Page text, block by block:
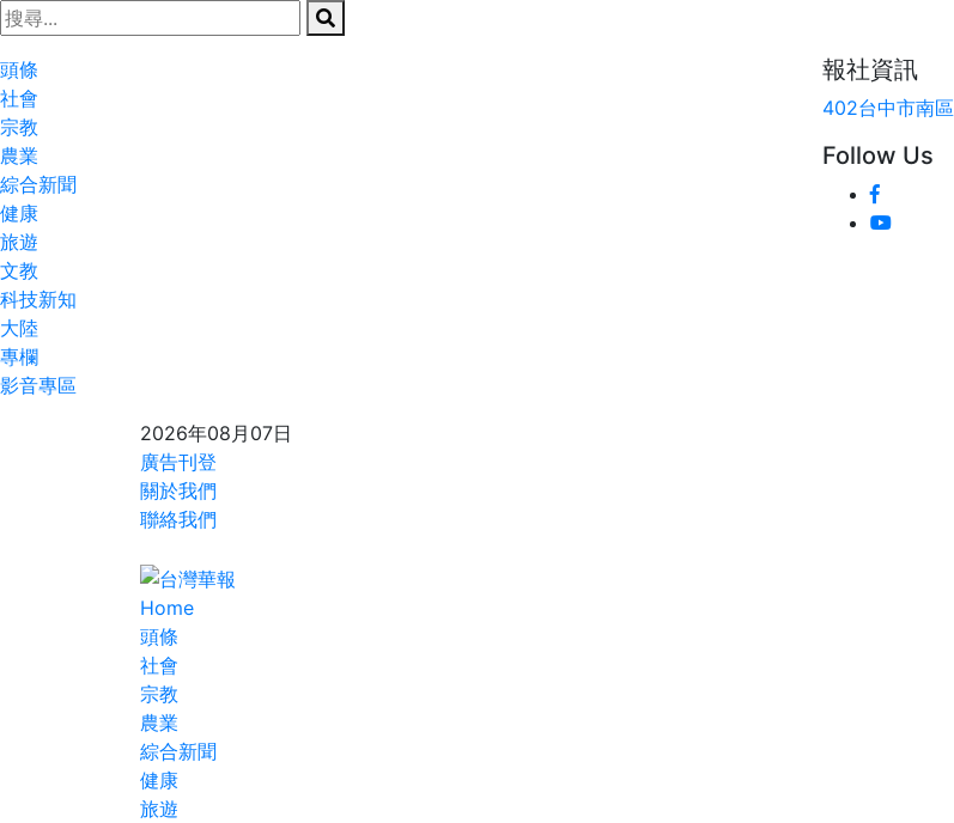
頭條
社會
宗教
農業
綜合新聞
健康
旅遊
文教
科技新知
大陸
專欄
影音專區
報社資訊
402台中市南區
Follow Us
2026年08月07日
廣告刊登
關於我們
聯絡我們
Home
頭條
社會
宗教
農業
綜合新聞
健康
旅遊